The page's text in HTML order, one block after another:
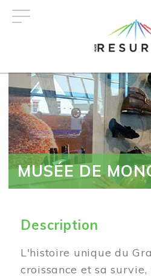
MUSÉE DE
Description
L'histoire unique du
croissance et sa